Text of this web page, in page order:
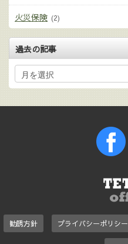
火災保険 (2)
過去の記事
勧誘方針 プライバシーポリシー